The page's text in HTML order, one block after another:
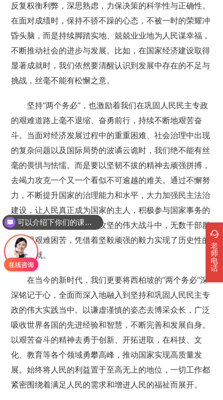
反复权衡利弊，深思熟虑，力保决策的科学性与正确性。
在面对成绩时，保持不骄不躁的心态，不被一时的荣耀冲
昏头脑，而是持续脚踏实地、兢兢业业地为人民谋幸福，
不断推动社会的进步与发展。比如，在国家经济建设取得
显著成就时，我们依然要清醒认识到发展中存在的不足与
挑战，丝毫不能有松懈之意。
坚持“两个务必”，也激励着我们在巩固人民民主专政
的艰难道路上毫不退缩、奋勇前行，持续不断地艰苦奋
斗。当面对经济发展过程中的重重困难、社会治理中出现
的复杂问题以及国际局势的波谲云诡时，我们绝不能有丝
毫的畏惧与怯懦。而是要以坚韧不拔的精神去顽强拼搏，
去竭力攻克一个又一个看似不可逾越的难关。通过不懈努
力，不断提升国家的治理能力和水平，大力加强民主法治
建设，让人民真正成为国家的主人，积极参与国家事务的
管理和决策。如同在脱贫攻坚的伟大战斗中，无数干部群
众不畏艰难困苦，凭借着坚毅顽强的毅力实现了历史性的
脱贫成就。
在当今的新时代，我们更要将西柏坡的“两个务必”深
深铭记于心，全面而深入地融入到坚持和巩固人民民主专
政的伟大实践当中。以谦虚谨慎的姿态去博采众长，广泛
吸收世界各国的先进经验和智慧，不断完善和发展自身。
以艰苦奋斗的精神去勇于创新、开拓进取，在科技、文
化、教育等各个领域勇攀高峰，推动国家实现高质量发
展。始终将人民的利益置于至高无上的地位，一切工作都
紧密围绕着满足人民的需求和增进人民的福祉而展开。
老
师
电
话
可以介绍下你们的课程吗？